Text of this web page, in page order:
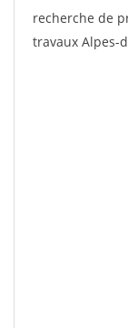
recherche de
travaux Alpes-